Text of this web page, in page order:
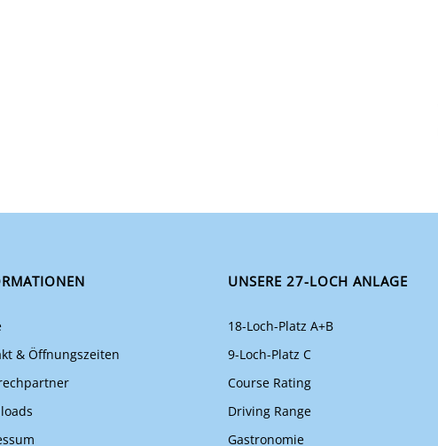
& Öffnungszeiten
UNSERE 27-LOCH ANLAGE
18-Loch-Platz A+B
9-Loch-Platz C
Course Rating
Driving Range
Gastronomie